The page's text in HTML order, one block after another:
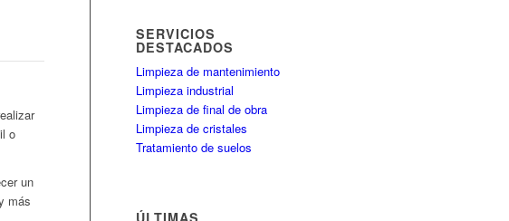
o
un
más
SERVICIOS
DESTACADOS
Limpieza de mantenimiento
Limpieza industrial
Limpieza de final de obra
Limpieza de cristales
Tratamiento de suelos
ÚLTIMAS